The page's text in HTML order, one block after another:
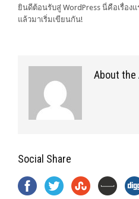
ยินดีต้อนรับสู่ WordPress นี่คือเรื่อ
แล้วมาเริ่มเขียนกัน!
About the
Social Share